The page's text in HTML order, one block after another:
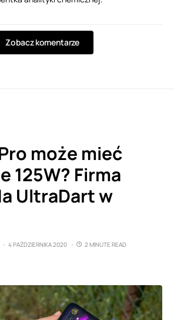
Zobacz komentarze
może mieć
125W? Firma
UltraDart w
4 PAŹDZIERNIKA 2020
2 MINUTE READ